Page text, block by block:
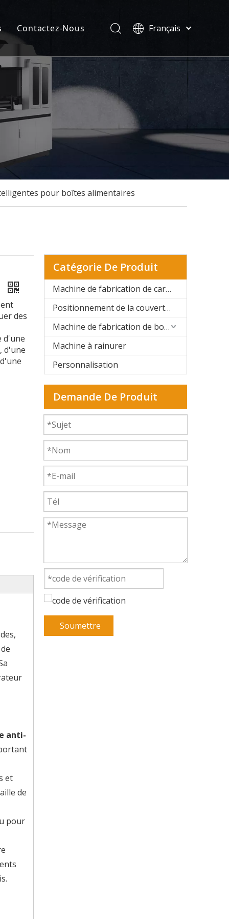
Contactez-Nous
Français
ไทย
Pусский
pour boîtes alimentaires
des
d'une
d'une
anti-
et
de
pour
Catégorie De Produit
Machine de fabrication de cartons rigides automatique
Positionnement de la couverture rigide et de la boîte rigide
Machine de fabrication de boîtes rigides semi-automatique
Machine à rainurer
Personnalisation
Demande De Produit
Soumettre